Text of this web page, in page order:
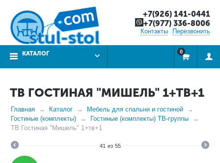
+7(926) 141-0441
+7(977) 336-8006
Контакты Перезвонить
КАТАЛОГ 0
ТВ ГОСТИНАЯ "МИШЕЛЬ" 1+ТВ+1
Главная Каталог
Мебель для спальни и гостиной
Гостиные (комплекты)
Гостиные (комплекты) ТВ-группы
ТВ Гостиная "Мишель" 1+тв+1
41 из 55